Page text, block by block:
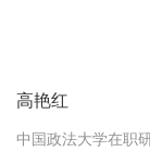
高艳红
中国政法大学在职